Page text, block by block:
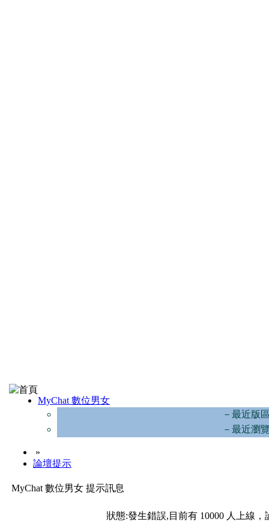
MyChat 數位男女
－最近版
－最近瀏
»
論壇提示
MyChat 數位男女 提示訊息
狀態:發生錯誤,目前有 10000 人上線